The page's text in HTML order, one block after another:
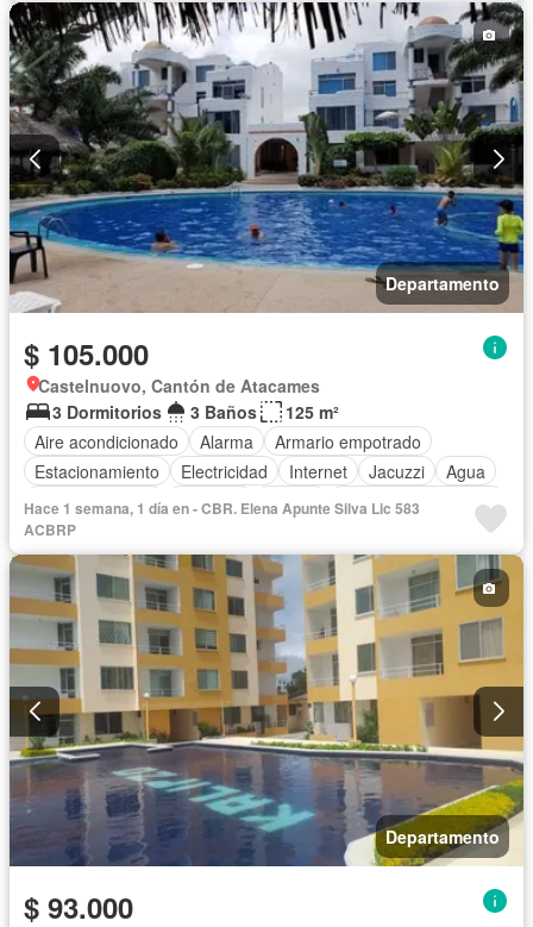
Departamento
$ 105.000
Castelnuovo, Cantón de Atacames
3 Dormitorios
3 Baños
125 m²
Aire acondicionado
Alarma
Armario empotrado
Estacionamiento
Electricidad Internet Jacuzzi
Agua
Área para niños
Conserje Parrilla
Garita de guardianía
Gimnasio
Hace 1 semana, 1 día en - CBR. Elena Apunte Silva Lic 583
ACBRP
Departamento
$ 93.000